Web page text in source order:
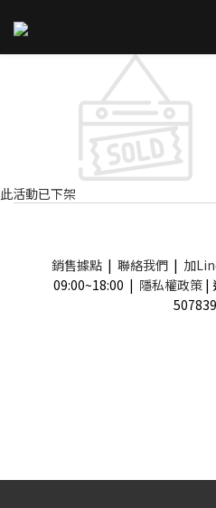
此活動已下架
銷售據點| 聯絡我們| 加
09:00~18:00 | 隱私權政策 |